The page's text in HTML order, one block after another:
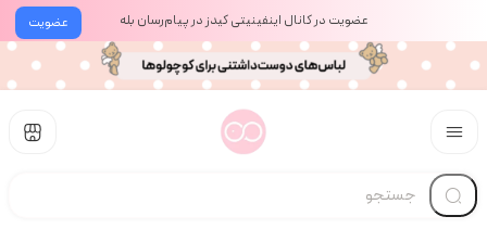
عضویت عضویت در کانال اینفینیتی کیدز در پیام‌رسان بله